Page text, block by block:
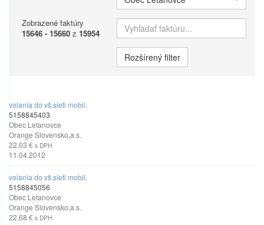
Zobrazené faktúry
15646 - 15660 z 15954
Vyhľadať faktúru
Rozšírený filter
volania do vš.sieti mobil.
5158845403
Obec Letanovce
Orange Slovensko,a.s.
22,03 € s DPH
11.04.2012
volania do vš.sieti mobil.
5158845056
Obec Letanovce
Orange Slovensko,a.s.
22,68 € s DPH